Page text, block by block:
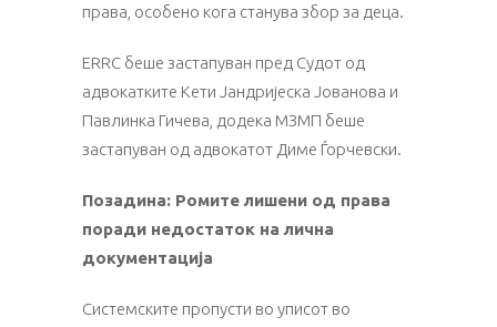
права, особено кога станува збор за деца.
ЕRRC беше застапуван пред Судот од
адвокатките Кети Јандријеска Јованова и
Павлинка Гичева, додека МЗМП беше
застапуван од адвокатот Диме Ѓорчевски.
Позадина: Ромите лишени од права
поради недостаток на лична
документација
Системските пропусти во уписот во